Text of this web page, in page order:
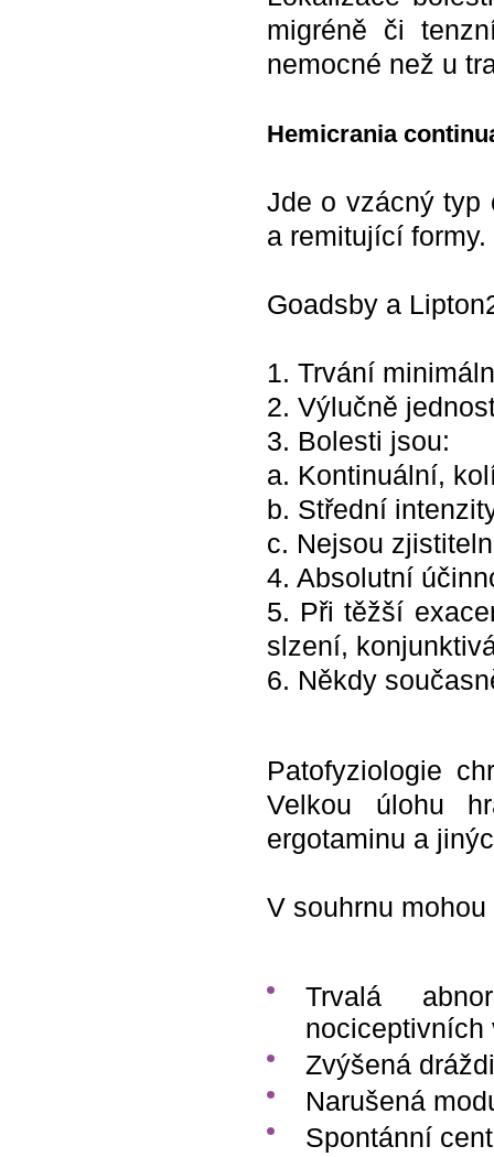
migréně či
nemocné než u
Hemicrania
Jde o vzácný typ
a remitující formy.
Goadsby a
1. Trvání
2. Výlučně
3. Bolesti jsou:
a. Kontinuální,
b. Střední
c. Nejsou
4. Absolutní
5. Při těžší
slzení,
6. Někdy
Patofyziologie
Velkou úlohu
ergotaminu a
V souhrnu
Trvalá
nociceptivních
Zvýšená
Narušená
Spontánní